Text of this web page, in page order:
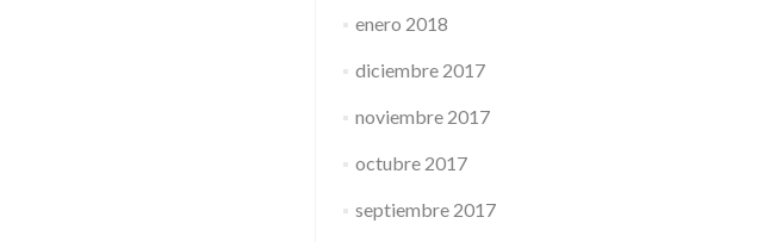
enero 2018
diciembre 2017
noviembre 2017
octubre 2017
septiembre 2017